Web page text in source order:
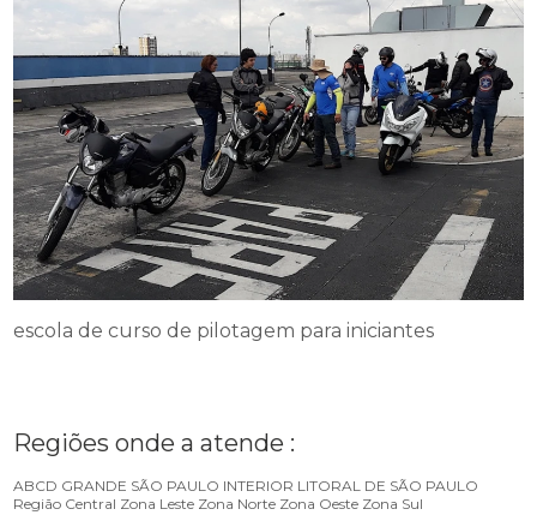
escola de curso de pilotagem para iniciantes
Regiões onde a atende :
ABCD GRANDE SÃO PAULO INTERIOR LITORAL DE SÃO PAULO
Região Central Zona Leste Zona Norte Zona Oeste Zona Sul